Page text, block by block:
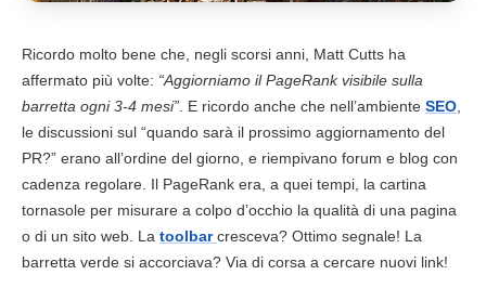
Ricordo molto bene che, negli scorsi anni, Matt Cutts ha
affermato più volte: “Aggiorniamo il PageRank visibile sulla
barretta ogni 3-4 mesi” . E ricordo anche che nell’ambiente SEO
le discussioni sul “quando sarà il prossimo aggiornamento del
PR?” erano all’ordine del giorno, e riempivano forum e blog con
cadenza regolare. Il PageRank era, a quei tempi, la cartina
tornasole per misurare a colpo d’occhio la qualità di una pagina
o di un sito web. La toolbarcresceva? Ottimo segnale! La
barretta verde si accorciava? Via di corsa a cercare nuovi link!